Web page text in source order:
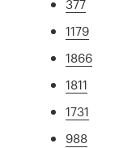
377
1179
1866
1811
1731
988